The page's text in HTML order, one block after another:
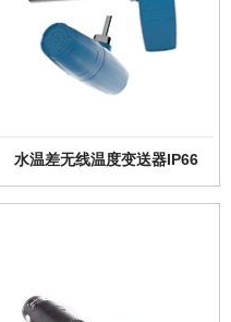
水温差无线温度变送器IP66